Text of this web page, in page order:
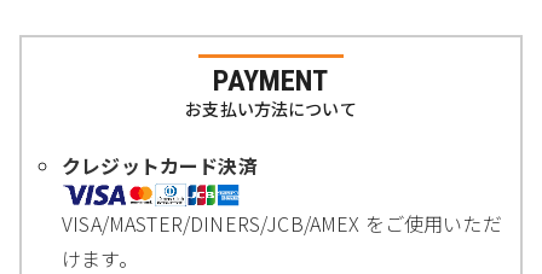
PAYMENT
お支払い方法について
クレジットカード決済
VISA/MASTER/DINERS/JCB/AMEX をご使用いただ
けます。